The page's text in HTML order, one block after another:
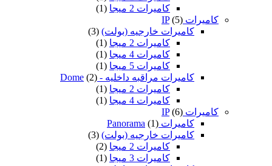
كاميرات 2 ميجا
(1)
كاميرات IP (5)
كاميرات خارجيه (بولت) (3)
كاميرات 2 ميجا
(1)
كاميرات 4 ميجا
(1)
كاميرات 5 ميجا
(1)
كاميرات مراقبه داخليه - Dome (2)
كاميرات 2 ميجا
(1)
كاميرات 4 ميجا
(1)
كاميرات IP (6)
كاميرات Panorama (1)
كاميرات خارجيه (بولت) (3)
كاميرات 2 ميجا
(2)
كاميرات 3 ميجا
(1)